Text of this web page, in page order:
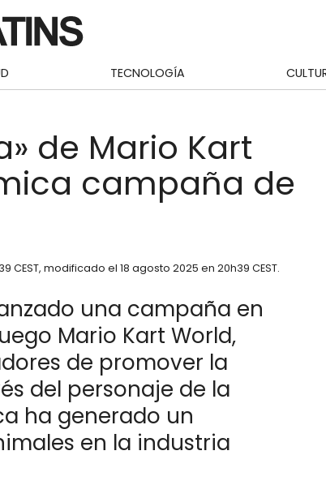
TECNOLOGÍA
de Mario Kart
campaña de
CEST, modificado el 18 agosto 2025 en 20h39 CEST.
una campaña en
Mario Kart World,
de promover la
del personaje de la
ha generado un
en la industria